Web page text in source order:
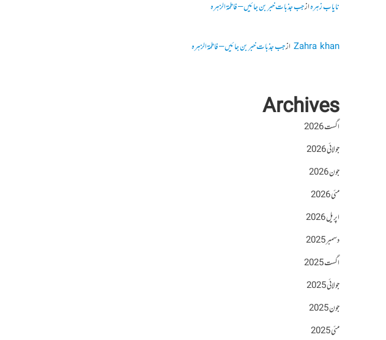
نایاب زہرہازجب جذبات خبر بن جائیں – فاطمۃالزہرہ
Zahra khanازجب جذبات خبر بن جائیں – فاطمۃالزہرہ
Archives
اگست 2026
جولائی 2026
جون 2026
مئی 2026
اپریل 2026
دسمبر 2025
اگست 2025
جولائی 2025
جون 2025
مئی 2025